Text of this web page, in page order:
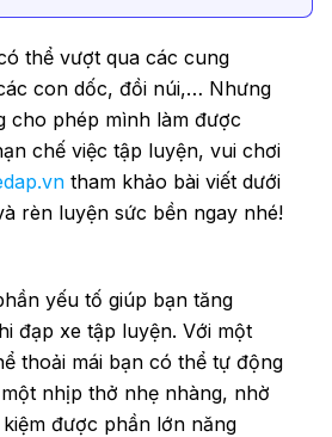
thể vượt qua các cung
con dốc, đồi núi,… Nhưng
cho phép mình làm được
chế việc tập luyện, vui chơi
tham khảo bài viết dưới
rèn luyện sức bền ngay nhé!
yếu tố giúp bạn tăng
đạp xe tập luyện. Với một
thoải mái bạn có thể tự động
nhịp thở nhẹ nhàng, nhờ
được phần lớn năng